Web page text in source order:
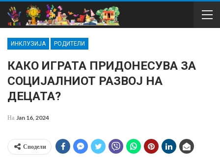
ИНКЛУЗИЈА РОДИТЕЛИ
КАКО ИГРАТА ПРИДОНЕСУВА ЗА
СОЦИЈАЛНИОТ РАЗВОЈ НА
ДЕЦАТА?
На Jan 16, 2024
Сподели